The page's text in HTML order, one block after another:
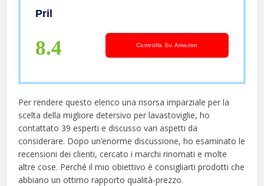
da 38 Lavaggi
Pril
8.4 Controlla Su Amazon
Per rendere questo elenco una risorsa imparziale per la
scelta della migliore detersivo per lavastoviglie, ​​ho
contattato 39 esperti e discusso vari aspetti da
considerare. Dopo un’enorme discussione, ho esaminato le
recensioni dei clienti, cercato i marchi rinomati e molte
altre cose. Perché il mio obiettivo è consigliarti prodotti che
abbiano un ottimo rapporto qualità-prezzo.